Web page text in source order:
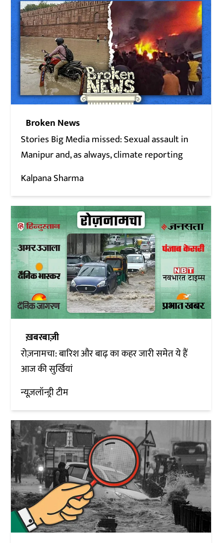
Broken News
Stories Big Media missed: Sexual assault in
Manipur and, as always, climate reporting
Kalpana Sharma
ख़बरबाज़ी
रोज़नामचा: बारिश और बाढ़ का कहर जारी समेत ये हैं
आज की सुर्खियां
न्यूज़लॉन्ड्री टीम